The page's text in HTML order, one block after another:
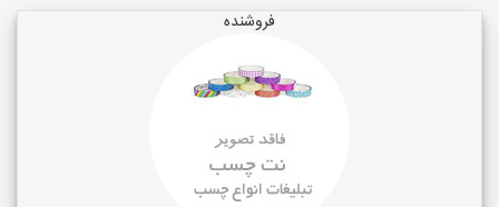
فروشنده